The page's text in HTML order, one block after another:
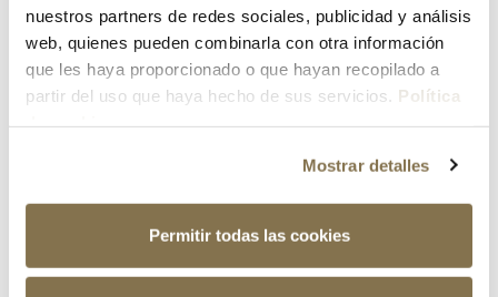
nuestros partners de redes sociales, publicidad y análisis
web, quienes pueden combinarla con otra información
que les haya proporcionado o que hayan recopilado a
partir del uso que haya hecho de sus servicios. Política
Mostrar detalles
Permitir todas las cookies
¿Has olvidado tu contraseña?